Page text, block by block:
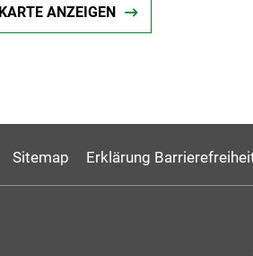
KARTE ANZEIGEN
Sitemap Erklärung